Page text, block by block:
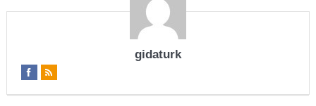
gidaturk